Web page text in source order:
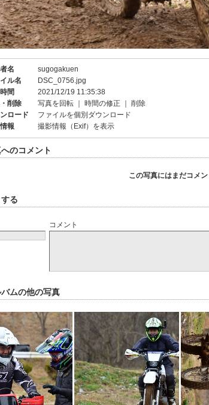
者名
sugogakuen
イル名
DSC_0756.jpg
時間
2021/12/19 11:35:38
・削除
写真を回転 時間の修正
削除
ロード
ファイルを個別ダウンロード
情報
撮影情報（Exif）を表示
のコメント
この写真にはまだコメ
る
コメント
ムの他の写真